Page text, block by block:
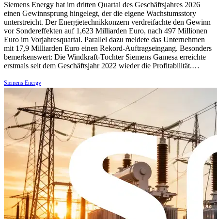
Siemens Energy hat im dritten Quartal des Geschäftsjahres 2026
einen Gewinnsprung hingelegt, der die eigene Wachstumsstory
unterstreicht. Der Energietechnikkonzern verdreifachte den Gewinn
vor Sondereffekten auf 1,623 Milliarden Euro, nach 497 Millionen
Euro im Vorjahresquartal. Parallel dazu meldete das Unternehmen
mit 17,9 Milliarden Euro einen Rekord-Auftragseingang. Besonders
bemerkenswert: Die Windkraft-Tochter Siemens Gamesa erreichte
erstmals seit dem Geschäftsjahr 2022 wieder die Profitabilität.…
Siemens Energy